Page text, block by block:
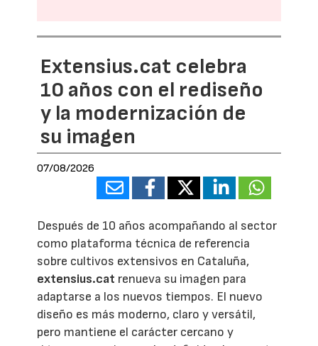
Extensius.cat celebra
10 años con el rediseño
y la modernización de
su imagen
07/08/2026
Después de 10 años acompañando al sector
como plataforma técnica de referencia
sobre cultivos extensivos en Cataluña,
extensius.cat renueva su imagen para
adaptarse a los nuevos tiempos. El nuevo
diseño es más moderno, claro y versátil,
pero mantiene el carácter cercano y